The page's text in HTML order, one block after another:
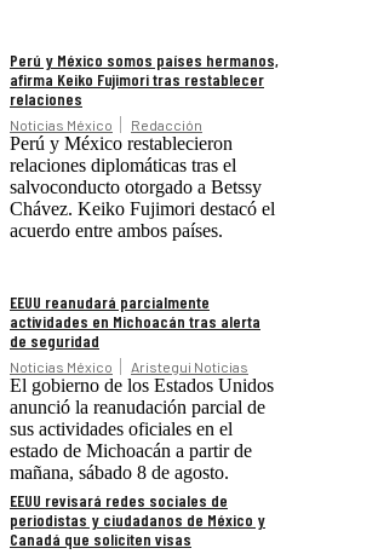
Perú y México somos países hermanos,
afirma Keiko Fujimori tras restablecer
relaciones
Noticias México Redacción
Perú y México restablecieron
relaciones diplomáticas tras el
salvoconducto otorgado a Betssy
Chávez. Keiko Fujimori destacó el
acuerdo entre ambos países.
EEUU reanudará parcialmente
actividades en Michoacán tras alerta
de seguridad
Noticias México Aristegui Noticias
El gobierno de los Estados Unidos
anunció la reanudación parcial de
sus actividades oficiales en el
estado de Michoacán a partir de
mañana, sábado 8 de agosto.
EEUU revisará redes sociales de
periodistas y ciudadanos de México y
Canadá que soliciten visas